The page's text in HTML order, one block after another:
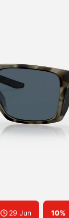
29 Jun 10%